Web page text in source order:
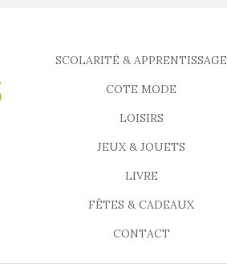
SCOLARITÉ & APPRENTISSAGE
COTE MODE
LOISIRS
JEUX & JOUETS
LIVRE
FÊTES & CADEAUX
CONTACT